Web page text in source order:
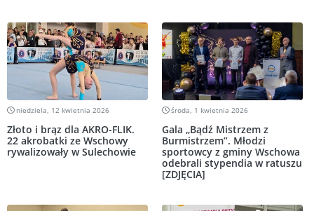
niedziela, 12 kwietnia 2026
Złoto i brąz dla AKRO-FLIK.
22 akrobatki ze Wschowy
rywalizowały w Sulechowie
środa, 1 kwietnia 2026
Gala „Bądź Mistrzem z
Burmistrzem”. Młodzi
sportowcy z gminy Wschowa
odebrali stypendia w ratuszu
[ZDJĘCIA]